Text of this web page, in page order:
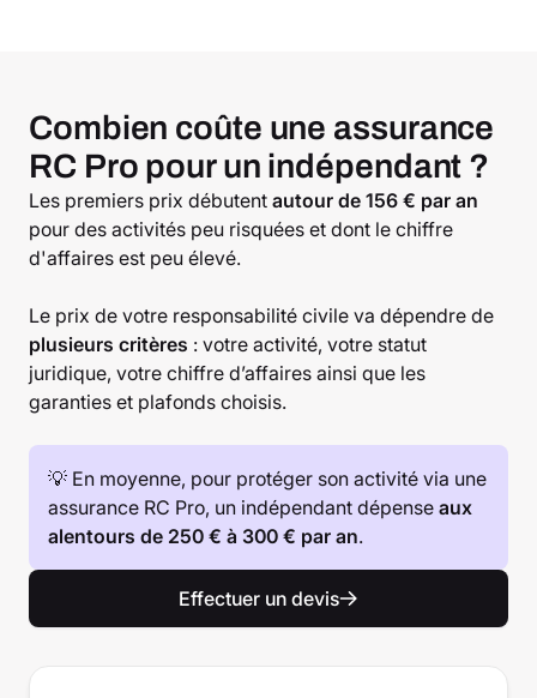
Combien coûte une assurance
RC Pro pour un indépendant ?
Les premiers prix débutent autour de 156 € par an
pour des activités peu risquées et dont le chiffre
d'affaires est peu élevé.
Le prix de votre responsabilité civile va dépendre de
plusieurs critères : votre activité, votre statut
juridique, votre chiffre d’affaires ainsi que les
garanties et plafonds choisis.
💡 En moyenne, pour protéger son activité via une
assurance RC Pro, un indépendant dépense aux
alentours de 250 € à 300 € par an.
Effectuer un devis